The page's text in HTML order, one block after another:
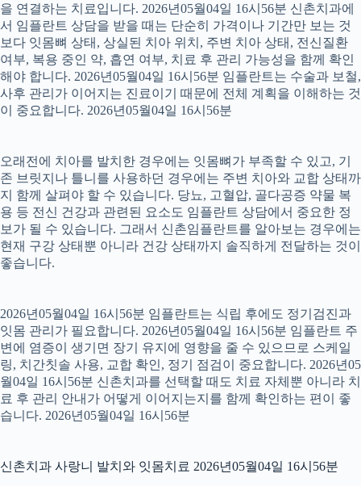
을 연결하는 치료입니다. 2026년05월04일 16시56분 신촌치과에
서 임플란트 상담을 받을 때는 단순히 가격이나 기간만 보는 것
보다 잇몸뼈 상태, 상실된 치아 위치, 주변 치아 상태, 전신질환
여부, 복용 중인 약, 흡연 여부, 치료 후 관리 가능성을 함께 확인
해야 합니다. 2026년05월04일 16시56분 임플란트는 수술과 보철,
사후 관리가 이어지는 진료이기 때문에 전체 계획을 이해하는 것
이 중요합니다. 2026년05월04일 16시56분
오래전에 치아를 발치한 경우에는 잇몸뼈가 부족할 수 있고, 기
존 브릿지나 틀니를 사용하던 경우에는 주변 치아와 교합 상태까
지 함께 살펴야 할 수 있습니다. 당뇨, 고혈압, 골다공증 약물 복
용 등 전신 건강과 관련된 요소도 임플란트 상담에서 중요한 정
보가 될 수 있습니다. 그래서 신촌임플란트를 알아보는 경우에는
현재 구강 상태뿐 아니라 건강 상태까지 솔직하게 전달하는 것이
좋습니다.
2026년05월04일 16시56분 임플란트는 식립 후에도 정기검진과
잇몸 관리가 필요합니다. 2026년05월04일 16시56분 임플란트 주
변에 염증이 생기면 장기 유지에 영향을 줄 수 있으므로 스케일
링, 치간칫솔 사용, 교합 확인, 정기 점검이 중요합니다. 2026년05
월04일 16시56분 신촌치과를 선택할 때도 치료 자체뿐 아니라 치
료 후 관리 안내가 어떻게 이어지는지를 함께 확인하는 편이 좋
습니다. 2026년05월04일 16시56분
신촌치과 사랑니 발치와 잇몸치료 2026년05월04일 16시56분